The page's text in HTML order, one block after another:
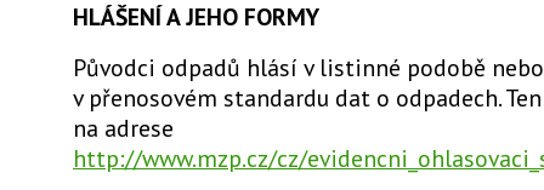
HLÁŠENÍ A JEHO FORMY
Původci odpadů hlásí v listinné podobě
v přenosovém standardu dat o odpadech.
na adrese
http://www.mzp.cz/cz/